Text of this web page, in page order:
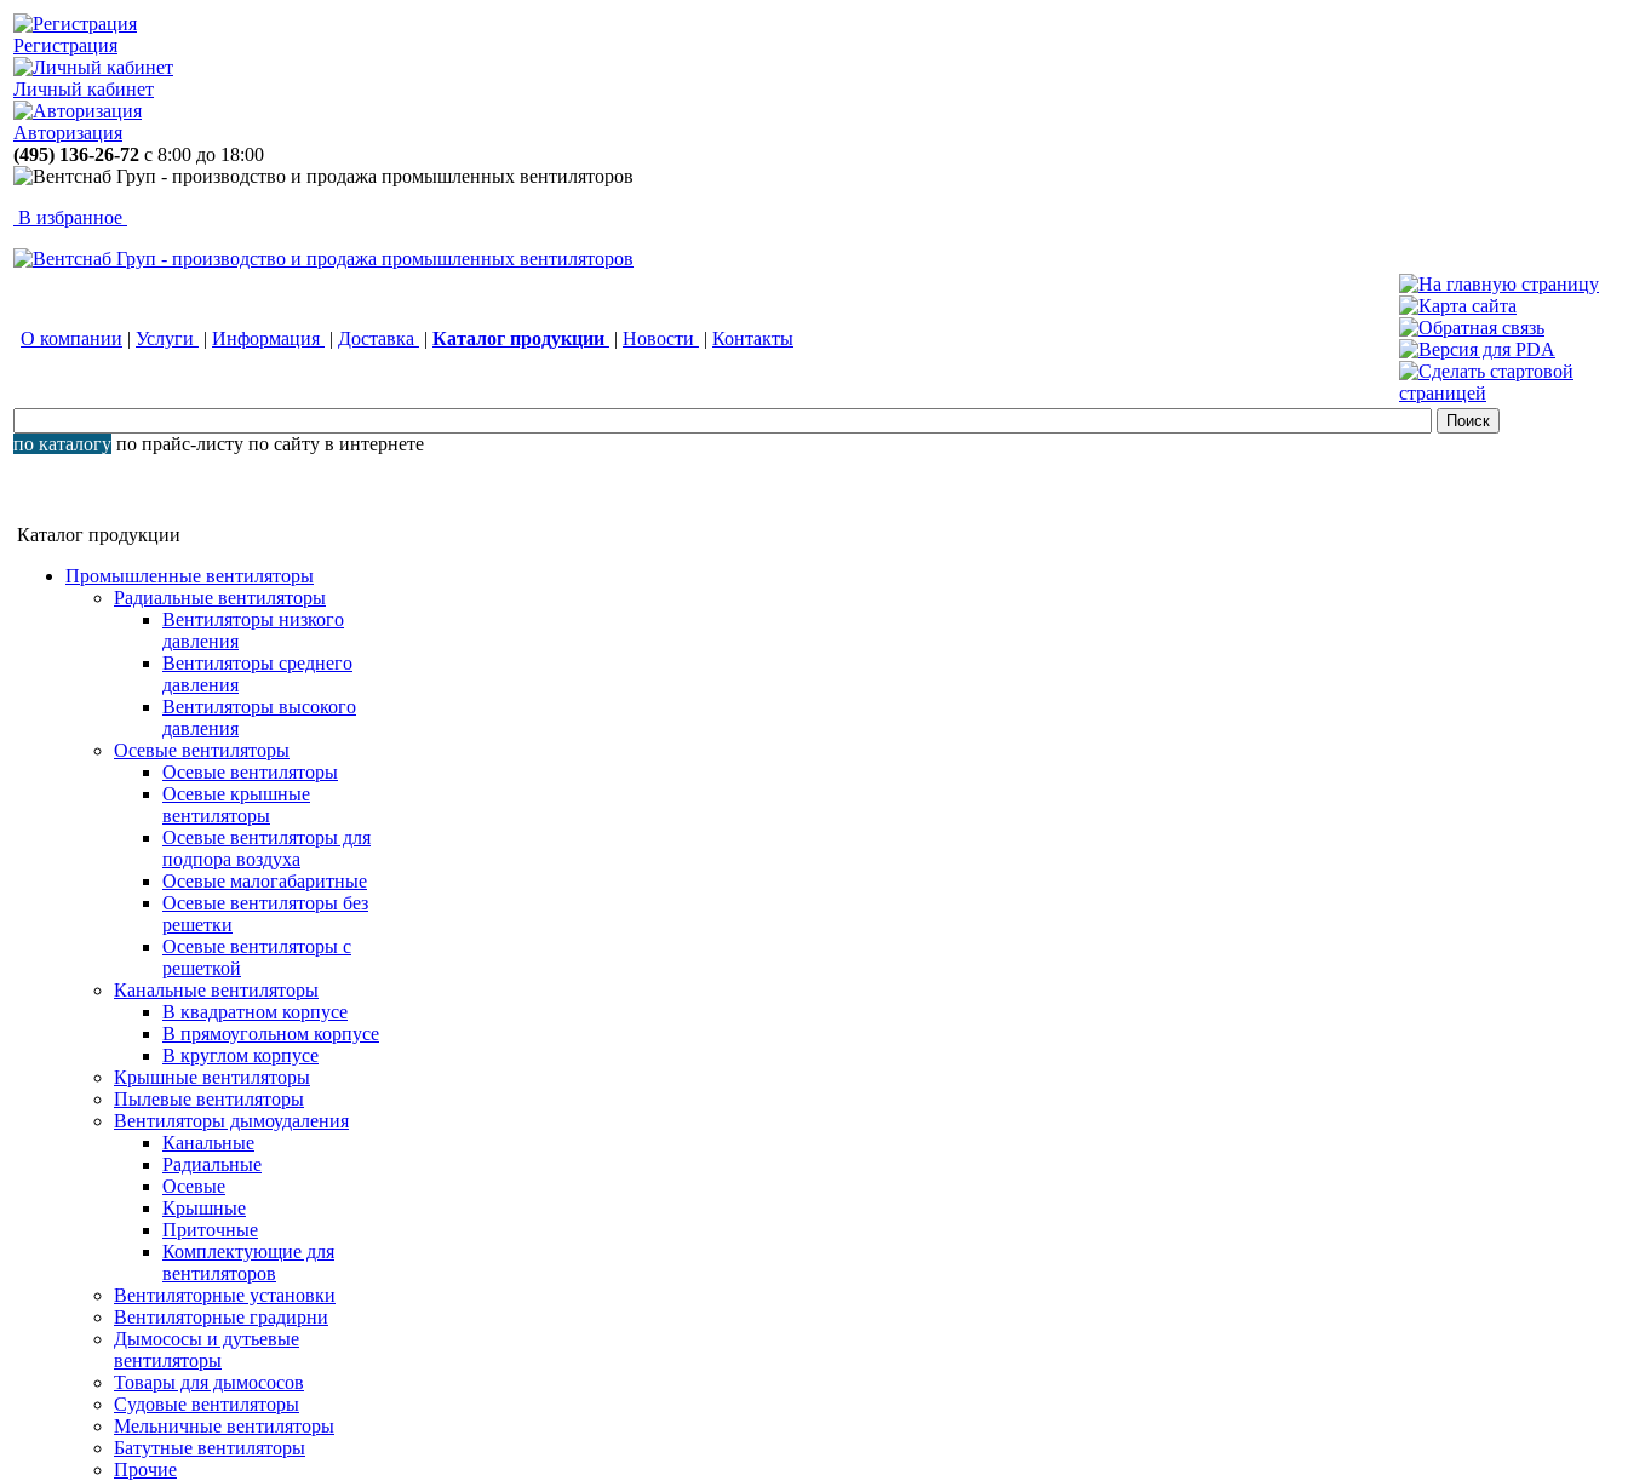
Регистрация
Личный кабинет
Авторизация
(495) 136-26-72 с 8:00 до 18:00
В избранное
О компании | Услуги | Информация | Доставка | Каталог продукции | Новости | Контакты
по каталогу по прайс-листу по сайту в интернете
Каталог продукции
Промышленные вентиляторы
Радиальные вентиляторы
Вентиляторы низкого
давления
Вентиляторы среднего
давления
Вентиляторы высокого
давления
Осевые вентиляторы
Осевые вентиляторы
Осевые крышные
вентиляторы
Осевые вентиляторы для
подпора воздуха
Осевые малогабаритные
Осевые вентиляторы без
решетки
Осевые вентиляторы с
решеткой
Канальные вентиляторы
В квадратном корпусе
В прямоугольном корпусе
В круглом корпусе
Крышные вентиляторы
Пылевые вентиляторы
Вентиляторы дымоудаления
Канальные
Радиальные
Осевые
Крышные
Приточные
Комплектующие для
вентиляторов
Вентиляторные установки
Вентиляторные градирни
Дымососы и дутьевые
вентиляторы
Товары для дымососов
Судовые вентиляторы
Мельничные вентиляторы
Батутные вентиляторы
Прочие